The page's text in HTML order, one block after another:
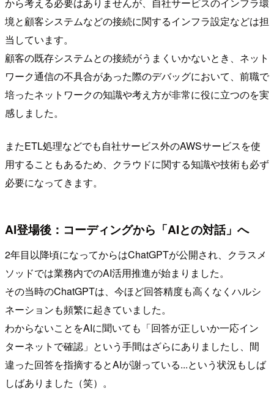
境と顧客システムなどの接続に関するインフラ設定などは担
当しています。
顧客の既存システムとの接続がうまくいかないとき、ネット
ワーク通信の不具合があった際のデバッグにおいて、前職で
培ったネットワークの知識や考え方が非常に役に立つのを実
感しました。
またETL処理などでも自社サービス外のAWSサービスを使
用することもあるため、クラウドに関する知識や技術も必ず
必要になってきます。
AI登場後：コーディングから「AIとの対話」へ
2年目以降頃になってからはChatGPTが公開され、クラスメ
ソッドでは業務内でのAI活用推進が始まりました。
その当時のChatGPTは、今ほど回答精度も高くなくハルシ
ネーションも頻繁に起きていました。
わからないことをAIに聞いても「回答が正しいか一応イン
ターネットで確認」という手間はざらにありましたし、間
違った回答を指摘するとAIが謝っている...という状況もしば
しばありました（笑）。